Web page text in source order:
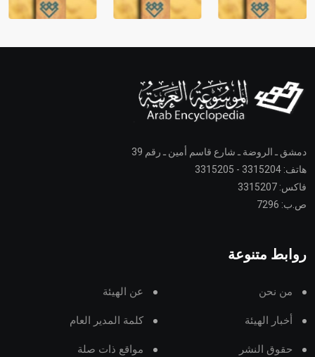
دمشق ـ الروضة ـ شارع قاسم أمين ـ رقم 39
هاتف: 3315204 - 3315205
فاكس: 3315207
ص.ب: 7296
روابط متنوعة
من نحن عن الهيئة
أخبار الهيئة كلمة المدير العام
حقوق النشر مواقع ذات صلة